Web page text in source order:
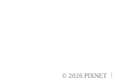
© 2026 PIXNET